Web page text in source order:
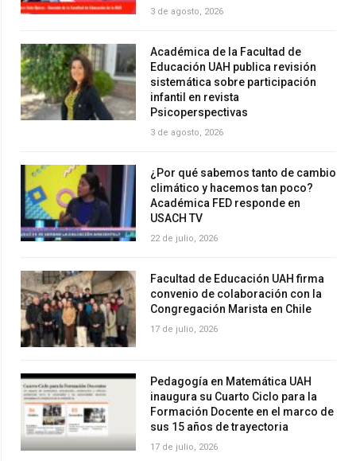
3 de agosto, 2026
Académica de la Facultad de
Educación UAH publica revisión
sistemática sobre participación
infantil en revista
Psicoperspectivas
3 de agosto, 2026
¿Por qué sabemos tanto de cambio
climático y hacemos tan poco?
Académica FED responde en
USACH TV
22 de julio, 2026
Facultad de Educación UAH firma
convenio de colaboración con la
Congregación Marista en Chile
17 de julio, 2026
Pedagogía en Matemática UAH
inaugura su Cuarto Ciclo para la
Formación Docente en el marco de
sus 15 años de trayectoria
17 de julio, 2026